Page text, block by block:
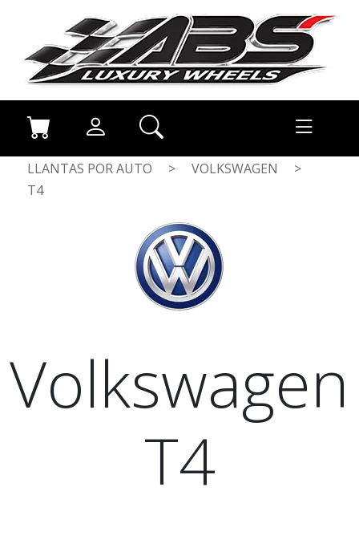
LLANTAS POR AUTO > VOLKSWAGEN
>
T4
Volkswagen
T4